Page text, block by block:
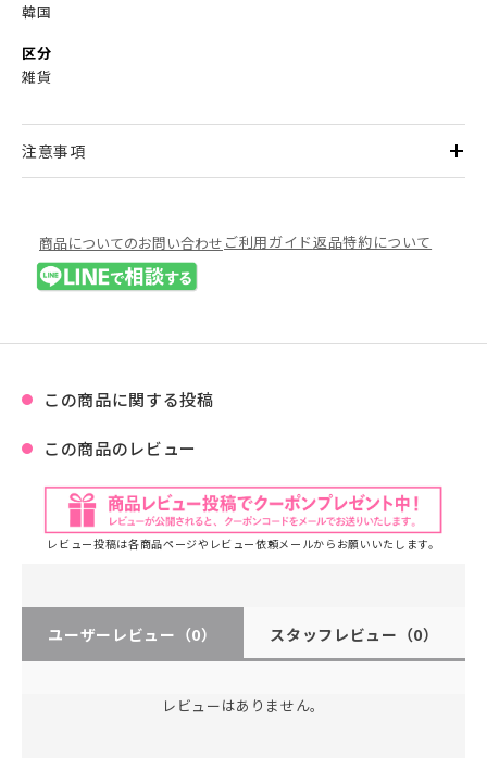
韓国
区分
雑貨
注意事項
商品についてのお問い合わせ ご利用ガイド返品特約について
この商品に関する投稿
この商品のレビュー
レビュー投稿は各商品ページやレビュー依頼メールからお願いいたします。
ユーザーレビュー （0） スタッフレビュー （0）
レビューはありません。